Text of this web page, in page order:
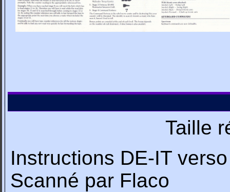
Taille
Instructions DE-IT verso
Scanné par Flaco